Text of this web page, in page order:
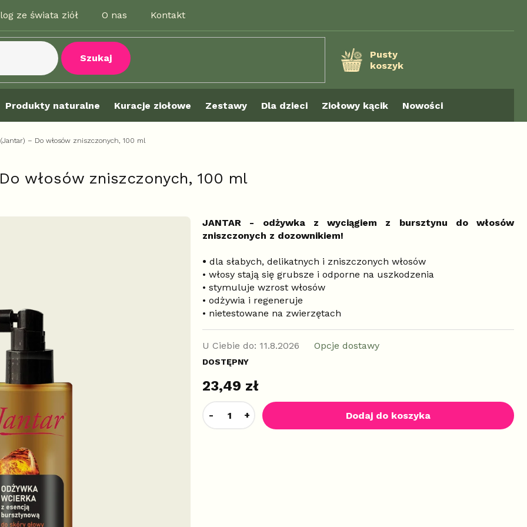
ze świata ziół O nas Kontakt
Szukaj
KOSZYK
Pusty
koszyk
Produkty naturalne Kuracje ziołowe Zestawy Dla dzieci Ziołowy kącik Nowości
– Do włosów zniszczonych, 100 ml
włosów zniszczonych, 100 ml
23,49 zł
DOSTĘPNY
U Ciebie do: 11.8.2026 Opcje dostawy
Dodaj do koszyka
JANTAR - odżywka z wyciągiem z bursztynu do włosów
zniszczonych z dozownikiem!
• dla słabych, delikatnych i zniszczonych włosów
• włosy stają się grubsze i odporne na uszkodzenia
• stymuluje wzrost włosów
• odżywia i regeneruje
• nietestowane na zwierzętach